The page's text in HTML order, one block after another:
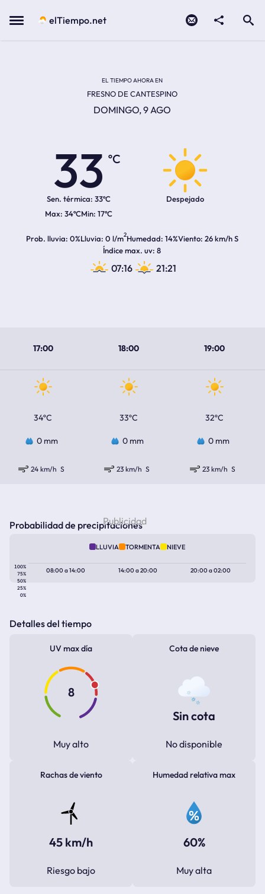
Menu elTiempo.net
EL TIEMPO AHORA EN
FRESNO DE CANTESPINO
DOMINGO, 9 AGO
33
ºC
Sen. térmica: 33ºC
34ºC 17ºC
Despejado
Prob. lluvia 0%Lluvia 0 l/m2Humedad 14%Viento 26 km/h S
Índice max. uv 8
07:16 21:21
17:00 18:00 19:00
34ºC 33ºC 32ºC
0 mm 0 mm 0 mm
24 km/h S 23 km/h S 23 km/h S
Probabilidad de precipitaciones
LLUVIA TORMENTA NIEVE
100%
75%
50%
25%
0%
08:00a14:00 14:00a20:00 20:00a02:00
Detalles del tiempo
UV max día
8
Muy alto
Cota de nieve
Sin cota
No disponible
Rachas de viento
45 km/h
Riesgo bajo
Humedad relativa max
60%
Muy alta